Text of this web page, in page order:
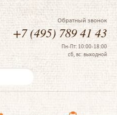
Обратный звонок
+7 (495) 789 41 43
Пн-Пт: 10:00-18:00
сб, вс: выходной